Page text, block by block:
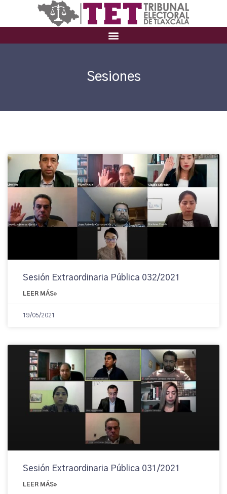
Sesiones
Sesión Extraordinaria Pública 032/2021
LEER MÁS»
19/05/2021
Sesión Extraordinaria Pública 031/2021
LEER MÁS»